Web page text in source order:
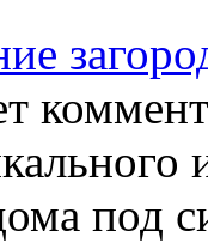
под